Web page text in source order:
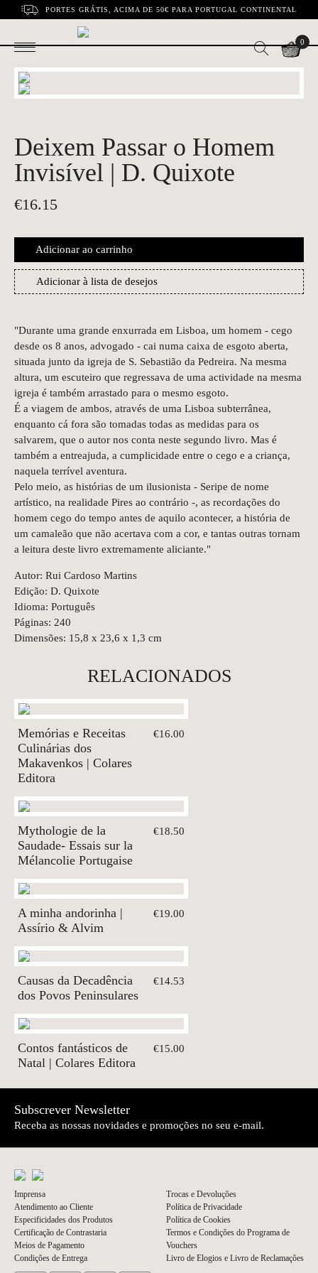
PORTES GRÁTIS, ACIMA DE 50€ PARA PORTUGAL CONTINENTAL
0
Deixem Passar o Homem
Invisível | D. Quixote
€16.15
Adicionar ao carrinho
Adicionar à lista de desejos
"Durante uma grande enxurrada em Lisboa, um homem - cego
desde os 8 anos, advogado - cai numa caixa de esgoto aberta,
situada junto da igreja de S. Sebastião da Pedreira. Na mesma
altura, um escuteiro que regressava de uma actividade na mesma
igreja é também arrastado para o mesmo esgoto.
É a viagem de ambos, através de uma Lisboa subterrânea,
enquanto cá fora são tomadas todas as medidas para os
salvarem, que o autor nos conta neste segundo livro. Mas é
também a entreajuda, a cumplicidade entre o cego e a criança,
naquela terrível aventura.
Pelo meio, as histórias de um ilusionista - Seripe de nome
artístico, na realidade Pires ao contrário -, as recordações do
homem cego do tempo antes de aquilo acontecer, a história de
um camaleão que não acertava com a cor, e tantas outras tornam
a leitura deste livro extremamente aliciante."
Autor: Rui Cardoso Martins
Edição: D. Quixote
Idioma: Português
Páginas: 240
Dimensões: 15,8 x 23,6 x 1,3 cm
RELACIONADOS
Memórias e Receitas
Culinárias dos
Makavenkos | Colares
Editora
€16.00
Mythologie de la
Saudade- Essais sur la
Mélancolie Portugaise
€18.50
A minha andorinha |
Assírio & Alvim
€19.00
Causas da Decadência
dos Povos Peninsulares
€14.53
Contos fantásticos de
Natal | Colares Editora
€15.00
Subscrever Newsletter
Receba as nossas novidades e promoções no seu e-mail.
Imprensa
Atendimento ao Cliente
Especificidades dos Produtos
Certificação de Contrastaria
Meios de Pagamento
Condições de Entrega
Trocas e Devoluções
Política de Privacidade
Política de Cookies
Termos e Condições do Programa de
Vouchers
Livro de Elogios e Livro de Reclamações